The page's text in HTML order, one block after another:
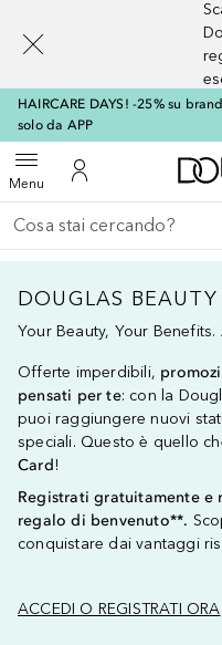
HAIRCARE DAYS! -25% su
solo da APP
MenuApri menuAl Mio Account
Torna indietro
Esegui ricerca
DOUGLAS
Your Beauty, Your
Offerte imperdibili,
pensati per te: con la
puoi raggiungere nuovi
speciali. Questo è quello
Card!
Registrati gratuitamente e
regalo di benvenuto**.
conquistare dai vantaggi
ACCEDI O REGISTRATI ORA